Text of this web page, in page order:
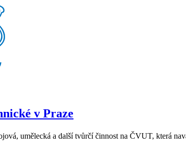
v Praze
umělecká a další tvůrčí činnost na ČVUT, která